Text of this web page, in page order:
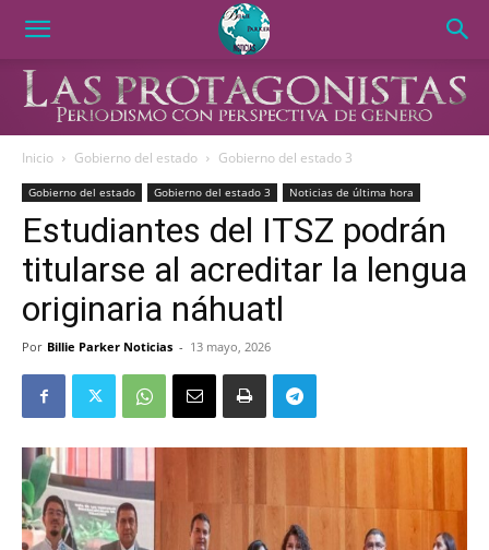
Inicio Gobierno del estado Gobierno del estado 3
Gobierno del estado Gobierno del estado 3 Noticias de última hora
Estudiantes del ITSZ podrán
titularse al acreditar la lengua
originaria náhuatl
Por Billie Parker Noticias - 13 mayo, 2026